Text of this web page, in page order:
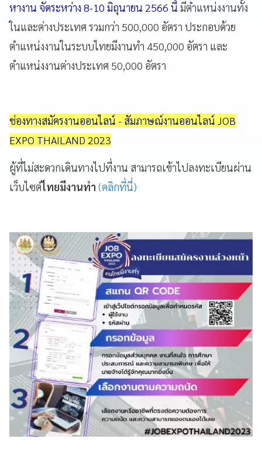
หางาน จัดระหว่าง 8-10 มิถุนายน 2566 นี้ มีตำแหน่งงานทั้ง
ในและต่างประเทศ รวมกว่า 500,000 อัตรา ประกอบด้วย
ตำแหน่งงานในระบบไทยมีงานทำ 450,000 อัตรา และ
ตำแหน่งงานต่างประเทศ 50,000 อัตรา
ช่องทางสมัครงานออนไลน์ - สัมภาษณ์งานออนไลน์ JOB
EXPO THAILAND 2023
ผู้ที่ไม่สะดวกเดินทางไปที่งาน สามารถเข้าไปลงทะเบียนผ่าน
เว็บไซต์ไทยมีงานทำ (คลิกที่นี่)